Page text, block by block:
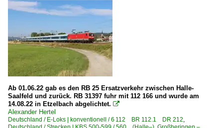
RBH Logistics GmbH, Gladbeck
RheinCargo GmbH & Co. KG ·RHC·
Salzland Rail Service GmbH, Bernburg ·SRS·SLRS·
SRI Rail Invest GmbH, Grundremmingen
TX Logistik AG, Troisdorf ·TXL·
VTG Rail Europe GmbH, Hamburg
Wedler Franz Logistik GmbH & Co. KG, Potsdam ·WFL·
Ab 01.06.22 gab es den RB 25 Ersatzverkehr zwischen Halle-
Saalfeld und zurück. RB 31397 fuhr mit 112 166 und wurde am
14.08.22 in Etzelbach abgelichtet. 
Alexander Hertel
Deutschland / E-Loks | konventionell / 6 112 BR 112.1 DR 212,